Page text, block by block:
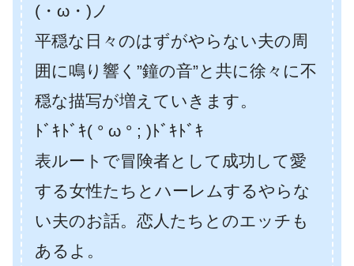
(・ω・)ノ
平穏な日々のはずがやらない夫の周
囲に鳴り響く”鐘の音”と共に徐々に不
穏な描写が増えていきます。
ﾄﾞｷﾄﾞｷ( ° ω ° ; )ﾄﾞｷﾄﾞｷ
表ルートで冒険者として成功して愛
する女性たちとハーレムするやらな
い夫のお話。恋人たちとのエッチも
あるよ。